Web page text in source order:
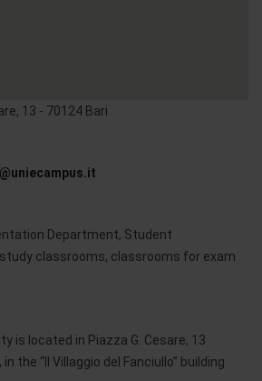
13 - 70124 Bari
Department, Student
classrooms, classrooms for exam
is located in Piazza G. Cesare, 13
the “Il Villaggio del Fanciullo” building